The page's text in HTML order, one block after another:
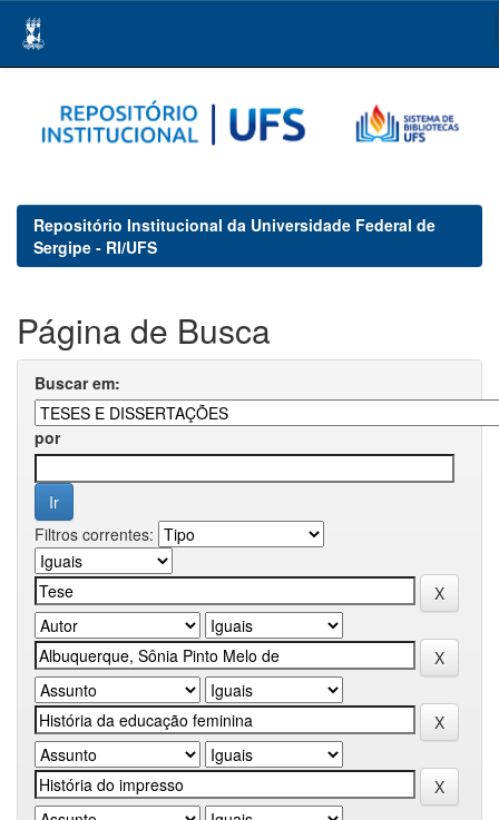
navigation
Repositório Institucional da Universidade Federal de
Sergipe - RI/UFS
Página de Busca
Buscar em:
por
Filtros correntes: